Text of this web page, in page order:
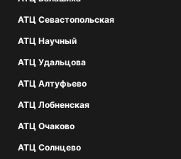
АТЦ Севастопольская
АТЦ Научный
АТЦ Удальцова
АТЦ Алтуфьево
АТЦ Лобненская
АТЦ Очаково
АТЦ Солнцево